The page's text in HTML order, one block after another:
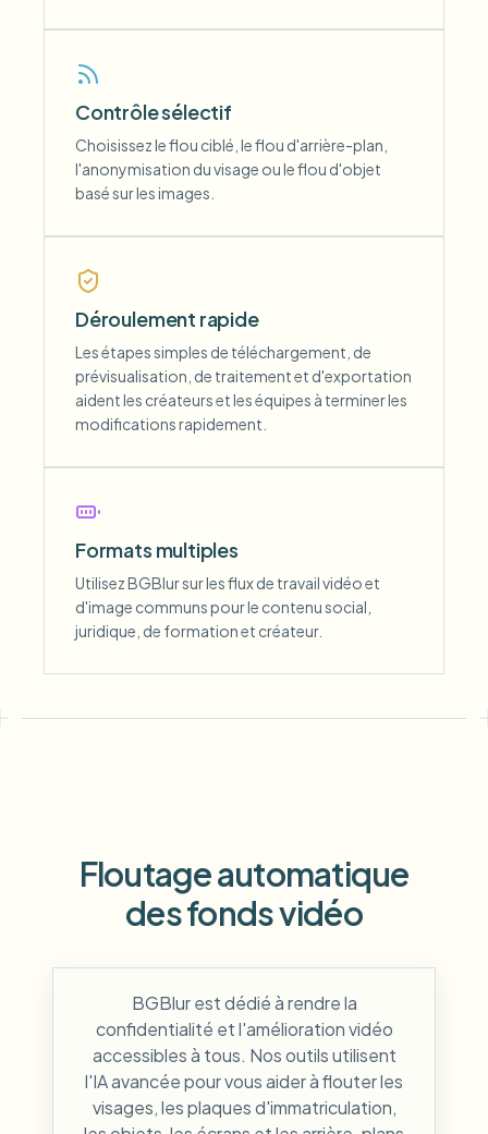
Contrôle sélectif
Choisissez le flou ciblé, le flou d'arrière-plan,
l'anonymisation du visage ou le flou d'objet
basé sur les images.
Déroulement rapide
Les étapes simples de téléchargement, de
prévisualisation, de traitement et d'exportation
aident les créateurs et les équipes à terminer les
modifications rapidement.
Formats multiples
Utilisez BGBlur sur les flux de travail vidéo et
d'image communs pour le contenu social,
juridique, de formation et créateur.
Floutage automatique
des fonds vidéo
BGBlur est dédié à rendre la
confidentialité et l'amélioration vidéo
accessibles à tous. Nos outils utilisent
l'IA avancée pour vous aider à flouter les
visages, les plaques d'immatriculation,